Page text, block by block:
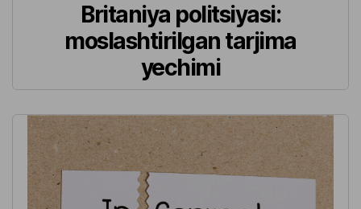
Britaniya politsiyasi:
moslashtirilgan tarjima
yechimi